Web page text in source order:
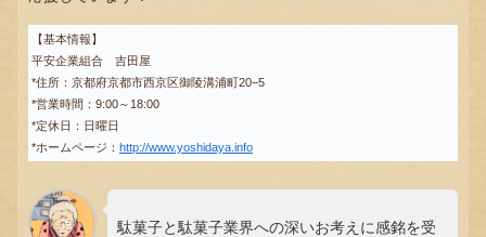
【基本情報】
平安企業組合 吉田屋
*住所：京都府京都市西京区御陵溝浦町20−5
*営業時間：9:00～18:00
*定休日：日曜日
*ホームページ： http://www.yoshidaya.info
駄菓子と駄菓子業界への深いお考えに感銘を受